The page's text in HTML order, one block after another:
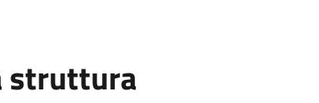
struttura